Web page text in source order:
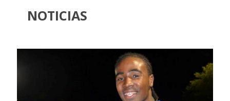
NOTICIAS